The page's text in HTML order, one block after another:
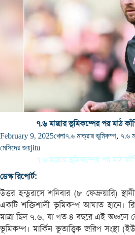
৭.৬ মাত্রার ভূমিকম্পের পর মাঠ
February 9, 2025খেলা৭.৬ মাত্রার ভূমিকম্প, ৭.৬
মেসিদের জয়jitu
৭.৬ মাত্রার ভূমিকম্পের পর মাঠ
ডেস্ক রিপোর্ট:
উত্তর হন্ডুরাসে শনিবার (৮ ফেব্রুয়ারি)
একটি শক্তিশালী ভূমিকম্প আঘাত হানে।
মাত্রা ছিল ৭.৬, যা গত ৪ বছরে এই অঞ্চলে
ভূমিকম্প। মার্কিন ভূতাত্ত্বিক জরিপ সংস্থা